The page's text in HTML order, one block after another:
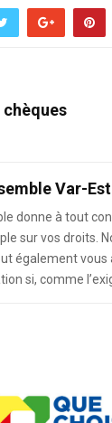
Var-Est
donne à tout
sur vos droits.
également vous
si, comme